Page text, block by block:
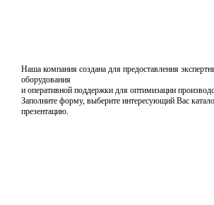
Наша компания создана для предоставления
оборудования
и оперативной поддержки для оптимизации
Заполните форму, выберите интересующий Вас
презентацию.